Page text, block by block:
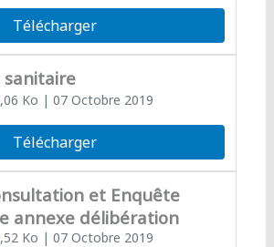
Télécharger
sanitaire
Ko | 07 Octobre 2019
Télécharger
et Enquête
annexe délibération
Ko | 07 Octobre 2019